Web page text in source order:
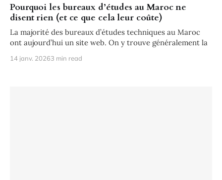
Pourquoi les bureaux d’études au Maroc ne
disent rien (et ce que cela leur coûte)
La majorité des bureaux d’études techniques au Maroc
ont aujourd’hui un site web. On y trouve généralement la
14 janv. 20263 min read